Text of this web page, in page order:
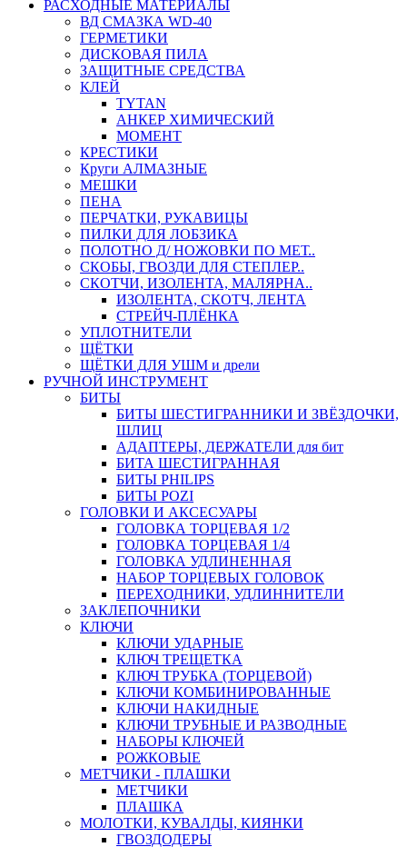
РАСХОДНЫЕ МАТЕРИАЛЫ
ВД СМАЗКА WD-40
ГЕРМЕТИКИ
ДИСКОВАЯ ПИЛА
ЗАЩИТНЫЕ СРЕДСТВА
КЛЕЙ
TYTAN
АНКЕР ХИМИЧЕСКИЙ
МОМЕНТ
КРЕСТИКИ
Круги АЛМАЗНЫЕ
МЕШКИ
ПЕНА
ПЕРЧАТКИ, РУКАВИЦЫ
ПИЛКИ ДЛЯ ЛОБЗИКА
ПОЛОТНО Д/ НОЖОВКИ ПО МЕТ..
СКОБЫ, ГВОЗДИ ДЛЯ СТЕПЛЕР..
СКОТЧИ, ИЗОЛЕНТА, МАЛЯРНА..
ИЗОЛЕНТА, СКОТЧ, ЛЕНТА
СТРЕЙЧ-ПЛЁНКА
УПЛОТНИТЕЛИ
ЩЁТКИ
ЩЁТКИ ДЛЯ УШМ и дрели
РУЧНОЙ ИНСТРУМЕНТ
БИТЫ
БИТЫ ШЕСТИГРАННИКИ И ЗВЁЗДОЧКИ,
ШЛИЦ
АДАПТЕРЫ, ДЕРЖАТЕЛИ для бит
БИТА ШЕСТИГРАННАЯ
БИТЫ PHILIPS
БИТЫ POZI
ГОЛОВКИ И АКСЕСУАРЫ
ГОЛОВКА ТОРЦЕВАЯ 1/2
ГОЛОВКА ТОРЦЕВАЯ 1/4
ГОЛОВКА УДЛИНЕННАЯ
НАБОР ТОРЦЕВЫХ ГОЛОВОК
ПЕРЕХОДНИКИ, УДЛИННИТЕЛИ
ЗАКЛЕПОЧНИКИ
КЛЮЧИ
КЛЮЧИ УДАРНЫЕ
КЛЮЧ ТРЕЩЕТКА
КЛЮЧ ТРУБКА (ТОРЦЕВОЙ)
КЛЮЧИ КОМБИНИРОВАННЫЕ
КЛЮЧИ НАКИДНЫЕ
КЛЮЧИ ТРУБНЫЕ И РАЗВОДНЫЕ
НАБОРЫ КЛЮЧЕЙ
РОЖКОВЫЕ
МЕТЧИКИ - ПЛАШКИ
МЕТЧИКИ
ПЛАШКА
МОЛОТКИ, КУВАЛДЫ, КИЯНКИ
ГВОЗДОДЕРЫ